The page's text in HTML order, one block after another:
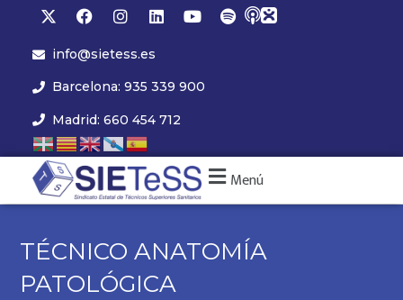
info@sietess.es
Barcelona: 935 339 900
Madrid: 660 454 712
Menú
TÉCNICO ANATOMÍA
PATOLÓGICA